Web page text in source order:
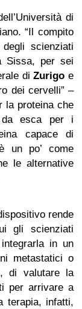
di
“Il compito
scienziati
Sissa, per sei
diZurigo e
dei cervelli” –
la proteina che
da esca per i
capace di
un po’ come
le alternative
rende
gli scienziati
in un
metastatici o
di valutare la
per arrivare a
terapia, infatti,